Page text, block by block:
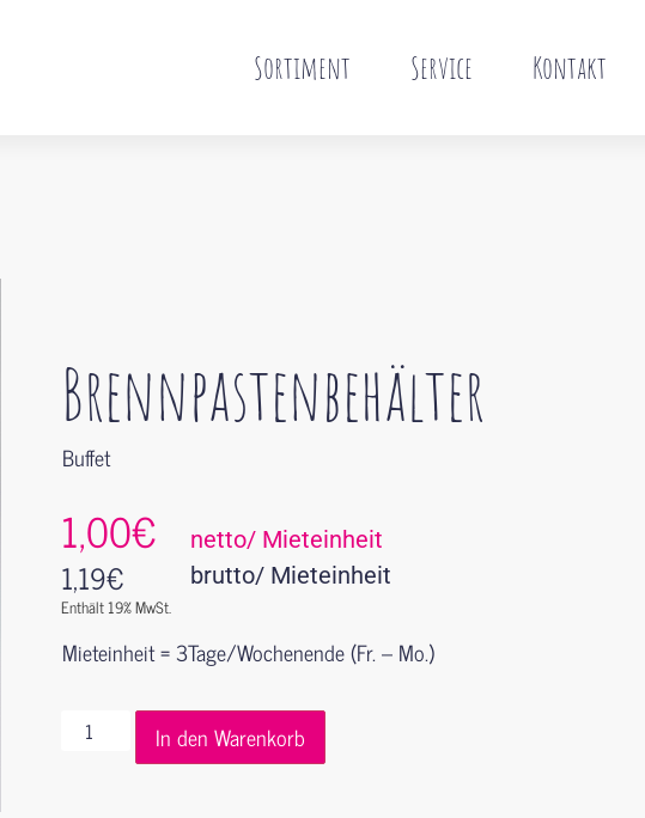
Sortiment Service Kontakt
Brennpastenbehälter
Buffet
1,00€ netto/ Mieteinheit
1,19€
Enthält 19% MwSt.
brutto/ Mieteinheit
Mieteinheit = 3Tage/Wochenende (Fr. – Mo.)
In den Warenkorb